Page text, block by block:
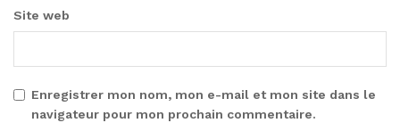
Site web
Enregistrer mon nom, mon e-mail et mon site dans le
navigateur pour mon prochain commentaire.